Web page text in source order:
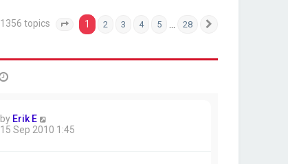
1356 topics Page 1 of
1 2 3 4 5 28
by Erik E
15 Sep 2010 1:45